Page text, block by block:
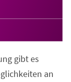
gibt es
an